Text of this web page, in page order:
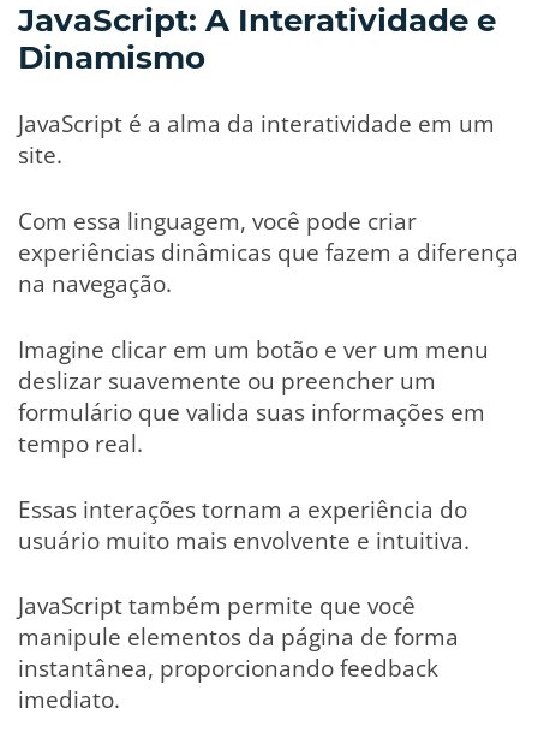
JavaScript: A Interatividade e
Dinamismo
JavaScript é a alma da interatividade em um
site.
Com essa linguagem, você pode criar
experiências dinâmicas que fazem a diferença
na navegação.
Imagine clicar em um botão e ver um menu
deslizar suavemente ou preencher um
formulário que valida suas informações em
tempo real.
Essas interações tornam a experiência do
usuário muito mais envolvente e intuitiva.
JavaScript também permite que você
manipule elementos da página de forma
instantânea, proporcionando feedback
imediato.